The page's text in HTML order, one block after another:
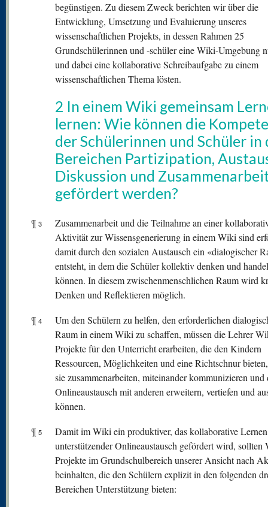
begünstigen. Zu diesem Zweck berichten wir über die
Entwicklung, Umsetzung und Evaluierung unseres
wissenschaftlichen Projekts, in dessen Rahmen 25
Grundschülerinnen und ‑schüler eine Wiki-Umgebung
und dabei eine kollaborative Schreibaufgabe zu einem
wissenschaftlichen Thema lösten.
2 In einem Wiki gemeinsam
lernen: Wie können die
der Schülerinnen und Schüler in
Bereichen Partizipation,
Diskussion und
gefördert werden?
¶ 3
Zusammenarbeit und die Teilnahme an einer
Aktivität zur Wissensgenerierung in einem Wiki sind
damit durch den sozialen Austausch ein «dialogischer
entsteht, in dem die Schüler kollektiv denken und
können. In diesem zwischenmenschlichen Raum wird
Denken und Reflektieren möglich.
¶ 4
Um den Schülern zu helfen, den erforderlichen
Raum in einem Wiki zu schaffen, müssen die Lehrer
Projekte für den Unterricht erarbeiten, die den Kindern
Ressourcen, Möglichkeiten und eine Richtschnur
sie zusammenarbeiten, miteinander kommunizieren und
Onlineaustausch mit anderen erweitern, vertiefen und
können.
¶ 5
Damit im Wiki ein produktiver, das kollaborative Lernen
unterstützender Onlineaustausch gefördert wird, sollten
Projekte im Grundschulbereich unserer Ansicht nach
beinhalten, die den Schülern explizit in den folgenden
Bereichen Unterstützung bieten: